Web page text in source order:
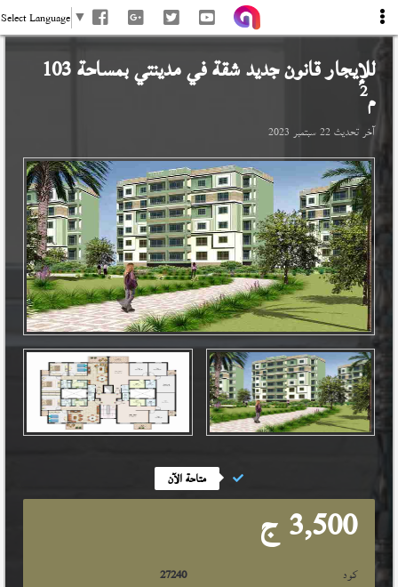
Select Language ▼
للإيجار قانون جديد شقة فيمدينتي بمساحة 103
م2
آخر تحديث22 سبتمبر 2023
متاحة الآن
3,500 ج
كود
27240